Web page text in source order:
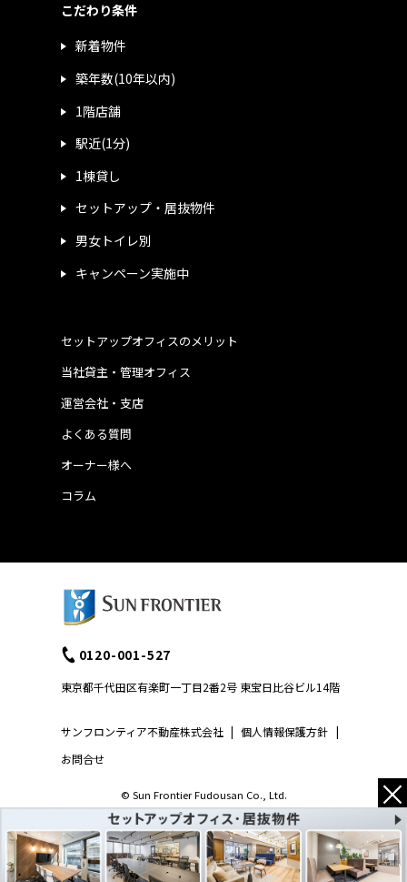
こだわり条件
新着物件
築年数(10年以内)
1階店舗
駅近(1分)
1棟貸し
セットアップ・居抜物件
男女トイレ別
キャンペーン実施中
運営会社・支店
よくある質問
当社貸主・管理オフィス
オーナー様へ
コラム
セットアップオフィスのメリット
サンフロンティア不動産株式会社 | 個人情報保護方針 |
お問合せ
0120-001-527
東京都千代田区有楽町一丁目2番2号 東宝日比谷ビル14階
© Sun Frontier Fudousan Co., Ltd. ×